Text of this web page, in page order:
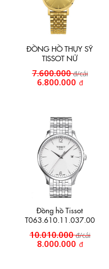
ĐỒNG HỒ THỤY SỸ
TISSOT NỮ
T109.210.33.021.00
7.600.000đ/cái
6.800.000 đ
Đồng hồ Tissot
T063.610.11.037.00
10.010.000đ/cái
8.000.000 đ